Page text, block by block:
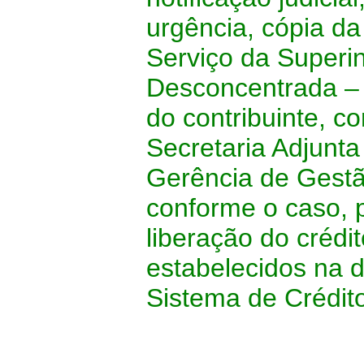
urgência, cópia
Serviço da
Desconcentrada
do contribuinte,
Secretaria
Gerência de
conforme o caso,
liberação do
estabelecidos na
Sistema de